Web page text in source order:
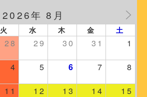
2026年 8月
火 水 木 金 土
28 29 30 31 1
4 5 6 7 8
11 12 13 14 15